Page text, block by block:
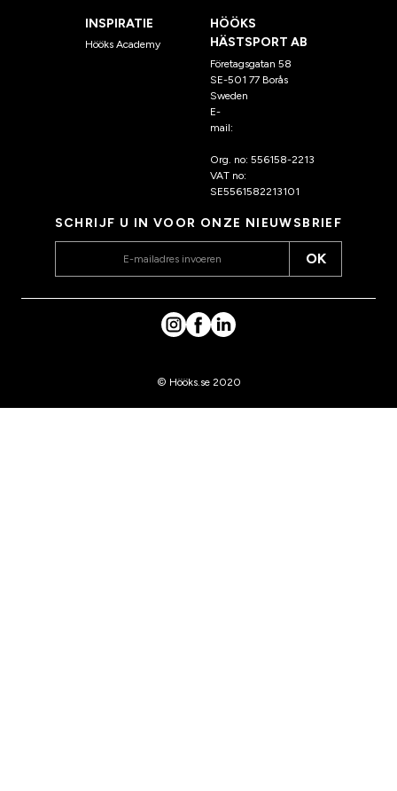
INSPIRATIE
Hööks Academy
HÖÖKS
HÄSTSPORT AB
Företagsgatan 58
SE-501 77 Borås
Sweden
E-
mail:
Org. no: 556158-2213
VAT no:
SE5561582213101
SCHRIJF U IN VOOR ONZE NIEUWSBRIEF
OK
© Hööks.se 2020